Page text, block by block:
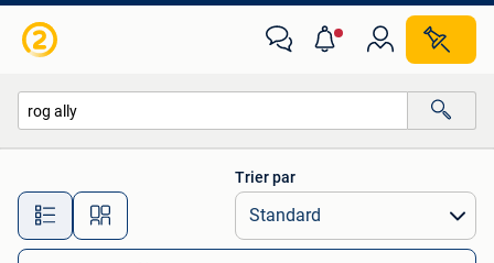
Toutes les distances…
Trier par